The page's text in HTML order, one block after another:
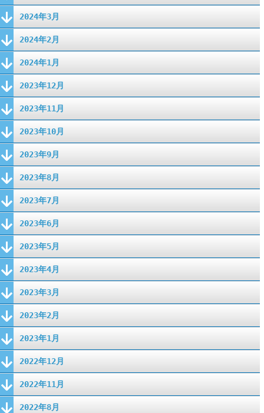
2024年3月
2024年2月
2024年1月
2023年12月
2023年11月
2023年10月
2023年9月
2023年8月
2023年7月
2023年6月
2023年5月
2023年4月
2023年3月
2023年2月
2023年1月
2022年12月
2022年11月
2022年8月